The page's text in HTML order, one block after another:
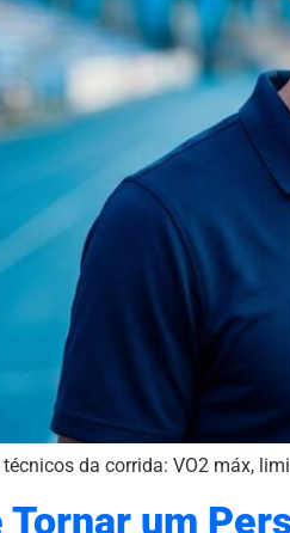
da corrida: VO2 máx,
Tornar um